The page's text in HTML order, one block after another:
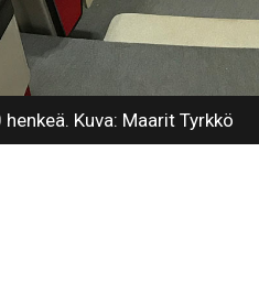
Kuva: Maarit Tyrkkö